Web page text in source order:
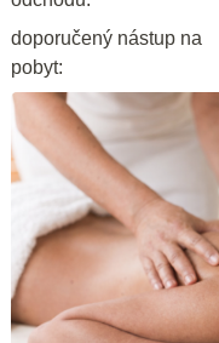
doporučený nástup na
pobyt: